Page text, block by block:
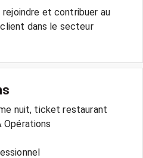
rejoindre et contribuer au
dans le secteur
nuit, ticket restaurant
Opérations